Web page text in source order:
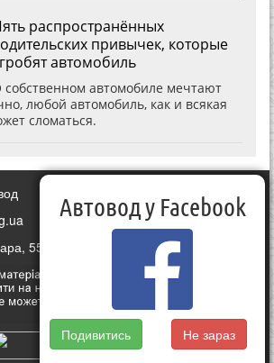
распространённых
привычек, которые
автомобиль
собственном автомобиле мечтают
любой автомобиль, как и всякая
сломаться.
55, Київ, Україна
Автовод у Facebook
Подивитись Не зараз